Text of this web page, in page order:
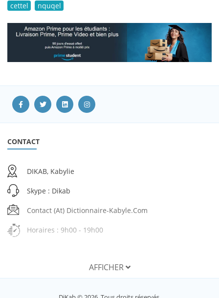
cettel
nquqel
CONTACT
DIKAB, Kabylie
Skype : Dikab
Contact (at) Dictionnaire-Kabyle.com
Horaires : 9h00 - 19h00
AFFICHER